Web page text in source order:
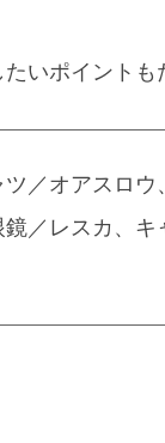
いポイントも
／オアスロ
／レスカ、